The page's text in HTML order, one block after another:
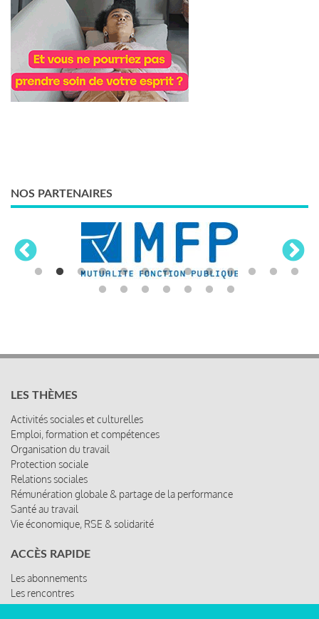
NOS PARTENAIRES
LES THÈMES
Activités sociales et culturelles
Emploi, formation et compétences
Organisation du travail
Protection sociale
Relations sociales
Rémunération globale & partage de la performance
Santé au travail
Vie économique, RSE & solidarité
ACCÈS RAPIDE
Les abonnements
Les rencontres
Les ressources